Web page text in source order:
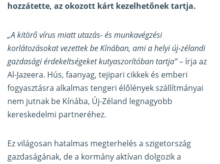
hozzátette, az okozott kárt kezelhetőnektartja.
„A kitörő vírus miatt utazás- és munkavégzési
korlátozásokat vezettek be Kínában, ami a helyi új-zélandi
gazdasági érdekeltségeket kutyaszorítóban tartja”– írja az
Al-Jazeera. Hús, faanyag, tejipari cikkek és emberi
fogyasztásra alkalmas tengeri élőlények szállítmányai
nem jutnak be Kínába, Új-Zéland legnagyobb
kereskedelmi partneréhez.
Ez világosan hatalmas megterhelés a szigetország
gazdaságának, de a kormány aktívan dolgozik a